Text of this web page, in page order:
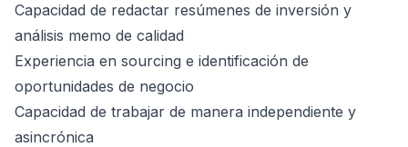
Capacidad de redactar resúmenes de inversión y
análisis memo de calidad
Experiencia en sourcing e identificación de
oportunidades de negocio
Capacidad de trabajar de manera independiente y
asincrónica